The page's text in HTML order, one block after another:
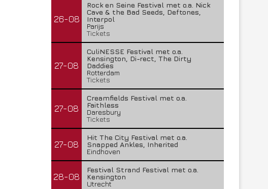
26-08
Rock en Seine Festival met o.a. Nick
Cave & the Bad Seeds, Deftones,
Interpol
Parijs
Tickets
27-08
CuliNESSE Festival met o.a.
Kensington, Di-rect, The Dirty
Daddies
Rotterdam
Tickets
27-08
Creamfields Festival met o.a.
Faithless
Daresbury
Tickets
27-08
Hit The City Festival met o.a.
Snapped Ankles, Inherited
Eindhoven
28-08
Festival Strand Festival met o.a.
Kensington
Utrecht